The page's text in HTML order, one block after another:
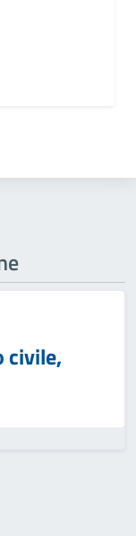
civile,